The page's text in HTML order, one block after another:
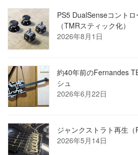
PS5 DualSenseコント
（TMRスティック化）
2026年8月1日
約40年前のFernandes
シュ
2026年6月22日
ジャンクストラト再生（
2026年5月14日